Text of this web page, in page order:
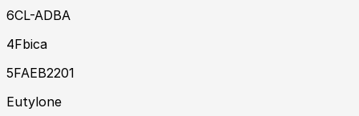
6CL-ADBA
4Fbica
5FAEB2201
Eutylone